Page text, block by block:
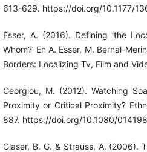
613-629. https://doi.org/10.1177/
Esser, A. (2016). Defining ‘the
Whom?’ En A. Esser, M. Bernal-
Borders: Localizing Tv, Film and
Georgiou, M. (2012). Watching
Proximity or Critical Proximity?
887. https://doi.org/10.1080/
Glaser, B. G. & Strauss, A. (2006).